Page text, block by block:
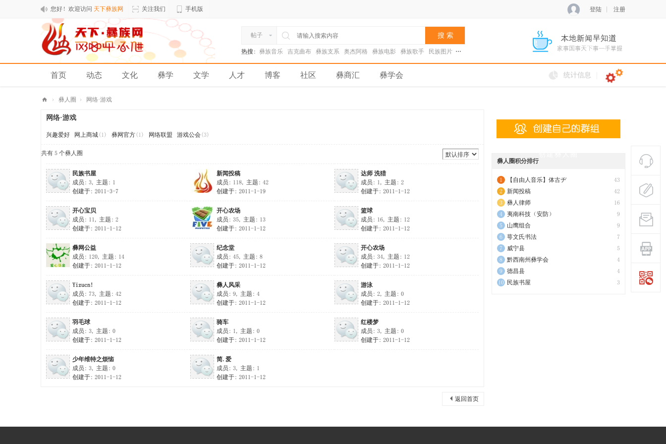
您好！欢迎访问 天下彝族网 关注我们 手机版 登陆 注册
帖子 搜 索
热搜: 彝族音乐 吉克曲布 彝族支系 奥杰阿格 彝族电影 彝族歌手 民族图片 张菊兰
首页 动态 文化 彝学 文学 人才 博客 社区 彝商汇 彝学会
排行榜
统计信息
天
族
网
› 彝人圈 › 网络·游戏
网络·游戏
兴趣爱好 网上商城(1) 彝网官方(1) 网络联盟 游戏公会(3)
共有 5 个彝人圈
民族书屋
成员: 3, 主题: 1
创建于: 2011-3-7
新闻投稿
成员: 118, 主题: 42
创建于: 2011-1-19
达师 洗猎
成员: 1, 主题: 2
创建于: 2011-1-12
开心宝贝
成员: 11, 主题: 2
创建于: 2011-1-12
开心农场
成员: 35, 主题: 13
创建于: 2011-1-12
篮球
成员: 16, 主题: 12
创建于: 2011-1-12
彝网公益
成员: 120, 主题: 14
创建于: 2011-1-12
纪念堂
成员: 45, 主题: 8
创建于: 2011-1-12
开心农场
成员: 34, 主题: 12
创建于: 2011-1-12
Yizucn!
成员: 73, 主题: 42
创建于: 2011-1-12
彝人风采
成员: 9, 主题: 4
创建于: 2011-1-12
游泳
成员: 2, 主题: 0
创建于: 2011-1-12
羽毛球
成员: 3, 主题: 0
创建于: 2011-1-12
骑车
成员: 1, 主题: 0
创建于: 2011-1-12
红楼梦
成员: 3, 主题: 0
创建于: 2011-1-12
少年维特之烦恼
成员: 3, 主题: 0
创建于: 2011-1-12
简.爱
成员: 3, 主题: 1
创建于: 2011-1-12
返回首页
彝人圈积分排行
43
【自由人音乐】体古ヂ
42
新闻投稿
16
彝人律师
9
夷南科技（安防）
9
山鹰组合
7
萼文氏书法
5
威宁县
4
黔西南州彝学会
4
德昌县
3
民族书屋